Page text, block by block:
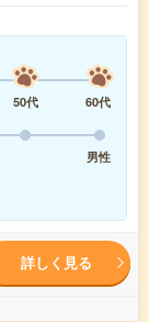
50代
60代
男性
詳しく見る